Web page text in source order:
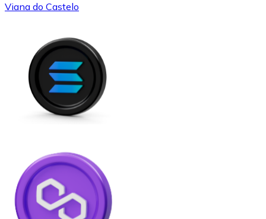
Viana do Castelo